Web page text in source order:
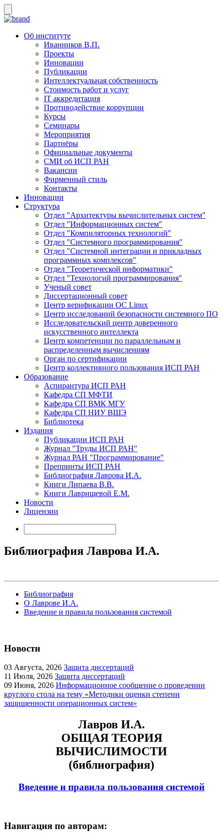
Об институте
Иванников В.П.
Проекты
Инновации
Публикации
Интеллектуальная собственность
Стоимость работ и услуг
IT аккредитация
Противодействие коррупции
Курсы
Семинары
Мероприятия
Партнёры
Официальные документы
СМИ об ИСП РАН
Вакансии
Фирменный стиль
Контакты
Инновации
Структура
Отдел "Архитектуры вычислительных систем"
Отдел "Информационных систем"
Отдел "Компиляторных технологий"
Отдел "Системного программирования"
Отдел "Системной интеграции и прикладных
программных комплексов"
Отдел "Теоретической информатики"
Отдел "Технологий программирования"
Ученый совет
Диссертационный совет
Центр верификации ОС Linux
Центр исследований безопасности системного ПО
Исследовательский центр доверенного
искусственного интеллекта
Центр компетенции по параллельным и
распределенным вычислениям
Орган по сертификации
Центр коллективного пользования ИСП РАН
Образование
Аспирантура ИСП РАН
Кафедра СП МФТИ
Кафедра СП ВМК МГУ
Кафедра СП НИУ ВШЭ
Библиотека
Издания
Публикации ИСП РАН
Журнал "Труды ИСП РАН"
Журнал РАН "Программирование"
Препринты ИСП РАН
Библиография Лаврова И.А.
Книги Липаева В.В.
Книги Лаврищевой Е.М.
Новости
Лицензии
Библиография Лаврова И.А.
Библиография
О Лаврове И.А.
Введение и правила пользования системой
Новости
03 Августа, 2026 Защита диссертаций
11 Июля, 2026 Защита диссертаций
09 Июня, 2026 Информационное сообщение о проведении
круглого стола на тему «Методики оценки степени
защищенности операционных систем»
Лавров И.А.
ОБЩАЯ ТЕОРИЯ
ВЫЧИСЛИМОСТИ
(библиография)
Введение и правила пользования системой
Навигация по авторам: